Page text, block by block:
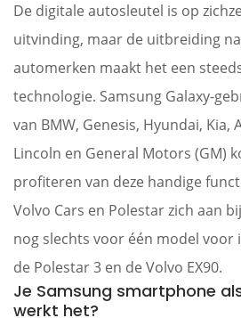
De digitale autosleutel is op
uitvinding, maar de uitbreiding
automerken maakt het een
technologie. Samsung Galaxy-
van BMW, Genesis, Hyundai, Kia,
Lincoln en General Motors (GM)
profiteren van deze handige
Volvo Cars en Polestar zich aan
nog slechts voor één model voor
de Polestar 3 en de Volvo EX90.
Je Samsung smartphone
werkt het?